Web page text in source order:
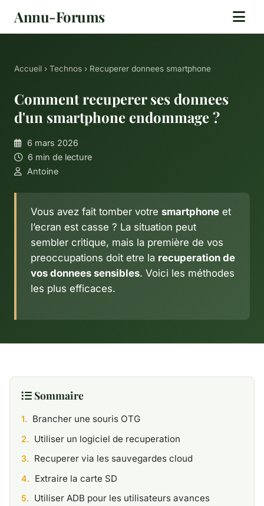
Annu-Forums
Accueil › Technos › Recuperer donnees smartphone
Comment recuperer ses donnees
d'un smartphone endommage ?
6 mars 2026
6 min de lecture
Antoine
Vous avez fait tomber votre smartphone et
l’ecran est casse ? La situation peut
sembler critique, mais la première de vos
preoccupations doit etre la recuperation de
vos donnees sensibles. Voici les méthodes
les plus efficaces.
Sommaire
Brancher une souris OTG
Utiliser un logiciel de recuperation
Recuperer via les sauvegardes cloud
Extraire la carte SD
Utiliser ADB pour les utilisateurs avances